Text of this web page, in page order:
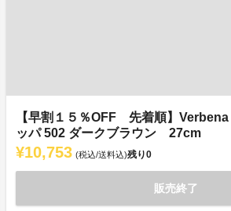
【早割１５％OFF 先着順】
ッパ 502 ダークブラウン 27cm
¥10,753 (税込/送料込)残り0
販売終了